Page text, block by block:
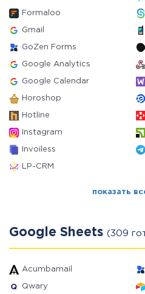
Formaloo
Gmail
GoZen Forms
Google Analytics
Google Calendar
Horoshop
Hotline
Instagram
Invoiless
LP-CRM
показать
Google Sheets (309
Acumbamail
Qwary